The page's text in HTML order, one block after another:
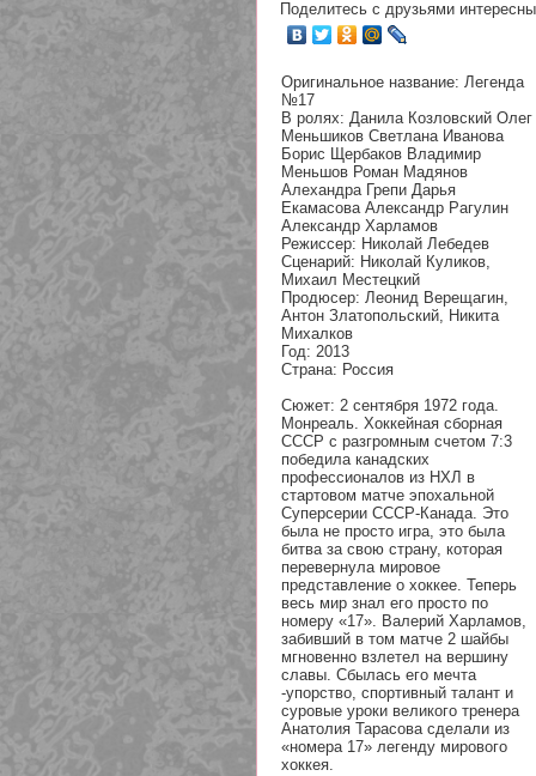
Поделитесь с друзьями
Оригинальное название: Легенда
№17
В ролях: Данила Козловский Олег
Меньшиков Светлана Иванова
Борис Щербаков Владимир
Меньшов Роман Мадянов
Алехандра Грепи Дарья
Екамасова Александр Рагулин
Александр Харламов
Режиссер: Николай Лебедев
Сценарий: Николай Куликов,
Михаил Местецкий
Продюсер: Леонид Верещагин,
Антон Златопольский, Никита
Михалков
Год: 2013
Страна: Россия
Сюжет: 2 сентября 1972 года.
Монреаль. Хоккейная сборная
СССР с разгромным счетом 7:3
победила канадских
профессионалов из НХЛ в
стартовом матче эпохальной
Суперсерии СССР-Канада. Это
была не просто игра, это была
битва за свою страну, которая
перевернула мировое
представление о хоккее. Теперь
весь мир знал его просто по
номеру «17». Валерий Харламов,
забивший в том матче 2 шайбы
мгновенно взлетел на вершину
славы. Сбылась его мечта
-упорство, спортивный талант и
суровые уроки великого тренера
Анатолия Тарасова сделали из
«номера 17» легенду мирового
хоккея.